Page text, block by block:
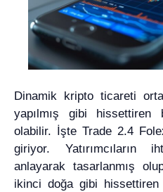
Dinamik kripto ticareti
yapılmış gibi
olabilir. İşte Trade 2.4
giriyor. Yatırımcıların
anlayarak tasarlanmış
ikinci doğa gibi